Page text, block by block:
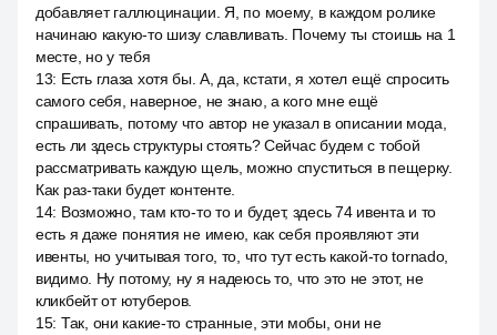
добавляет галлюцинации. Я, по моему, в каждом ролике
начинаю какую-то шизу славливать. Почему ты стоишь на 1
месте, но у тебя
13: Есть глаза хотя бы. А, да, кстати, я хотел ещё спросить
самого себя, наверное, не знаю, а кого мне ещё
спрашивать, потому что автор не указал в описании мода,
есть ли здесь структуры стоять? Сейчас будем с тобой
рассматривать каждую щель, можно спуститься в пещерку.
Как раз-таки будет контенте.
14: Возможно, там кто-то то и будет, здесь 74 ивента и то
есть я даже понятия не имею, как себя проявляют эти
ивенты, но учитывая того, то, что тут есть какой-то tornado,
видимо. Ну потому, ну я надеюсь то, что это не этот, не
кликбейт от ютуберов.
15: Так, они какие-то странные, эти мобы, они не